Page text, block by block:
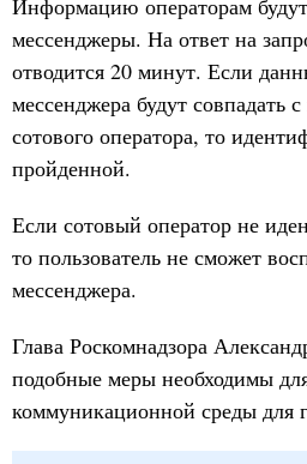
Информацию операторам
мессенджеры. На ответ на
отводится 20 минут. Если
мессенджера будут совпадать
сотового оператора, то
пройденной.
Если сотовый оператор не
то пользователь не сможет
мессенджера.
Глава Роскомнадзора
подобные меры необходимы
коммуникационной среды для